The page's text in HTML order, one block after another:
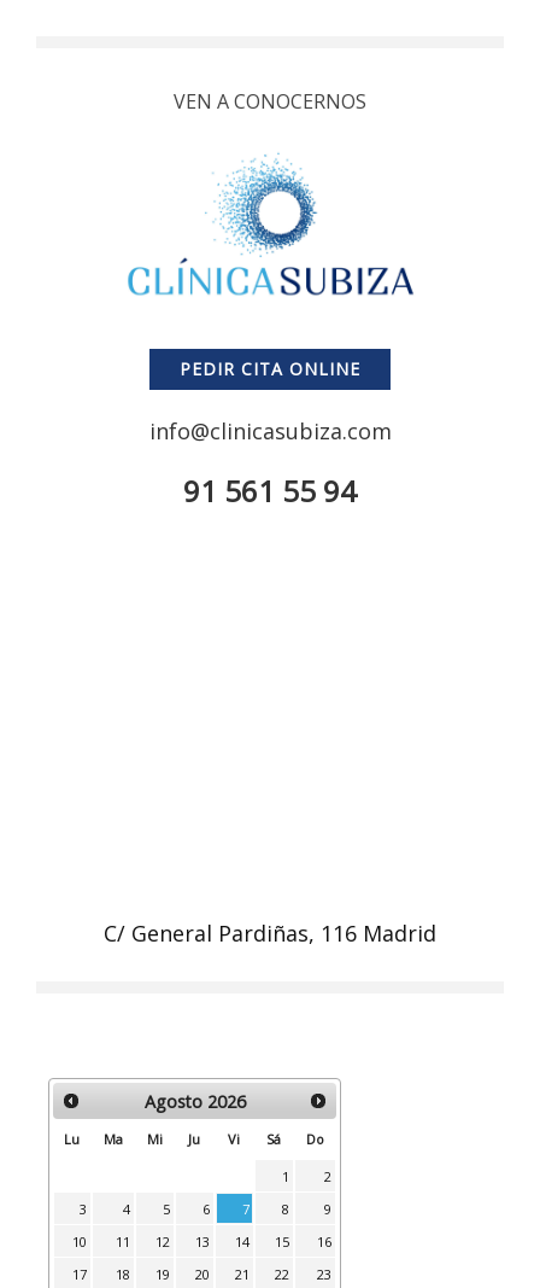
VEN A CONOCERNOS
PEDIR CITA ONLINE
info@clinicasubiza.com
91 561 55 94
C/ General Pardiñas, 116 Madrid
Agosto 2026
Lu Ma Mi Ju Vi Sá Do
1
2
3
4 5 6 7 8
9
10
11 12 13 14 15
16
17
18 19 20 21 22 23